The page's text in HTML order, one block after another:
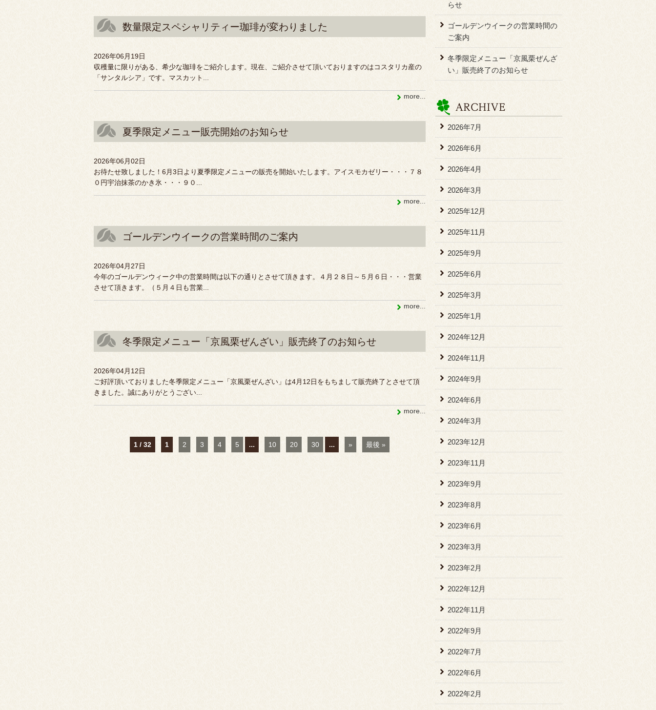
数量限定スペシャリティー珈琲が変わりました
2026年06月19日
収穫量に限りがある、希少な珈琲をご紹介します。現在、ご紹介させて頂いておりますのはコスタリカ産の
「サンタルシア」です。マスカット...
more...
夏季限定メニュー販売開始のお知らせ
2026年06月02日
お待たせ致しました！6月3日より夏季限定メニューの販売を開始いたします。アイスモカゼリー・・・７８
０円宇治抹茶のかき氷・・・９０...
more...
ゴールデンウイークの営業時間のご案内
2026年04月27日
今年のゴールデンウィーク中の営業時間は以下の通りとさせて頂きます。４月２８日～５月６日・・・営業
させて頂きます。（５月４日も営業...
more...
冬季限定メニュー「京風栗ぜんざい」販売終了のお知らせ
2026年04月12日
ご好評頂いておりました冬季限定メニュー「京風栗ぜんざい」は4月12日をもちまして販売終了とさせて頂
きました。誠にありがとうござい...
more...
1 / 32 1 2 3 4 5 ... 10 20 30 ... » 最後 »
らせ
ゴールデンウイークの営業時間の
ご案内
冬季限定メニュー「京風栗ぜんざ
い」販売終了のお知らせ
2026年7月
2026年6月
2026年4月
2026年3月
2025年12月
2025年11月
2025年9月
2025年6月
2025年3月
2025年1月
2024年12月
2024年11月
2024年9月
2024年6月
2024年3月
2023年12月
2023年11月
2023年9月
2023年8月
2023年6月
2023年3月
2023年2月
2022年12月
2022年11月
2022年9月
2022年7月
2022年6月
2022年2月